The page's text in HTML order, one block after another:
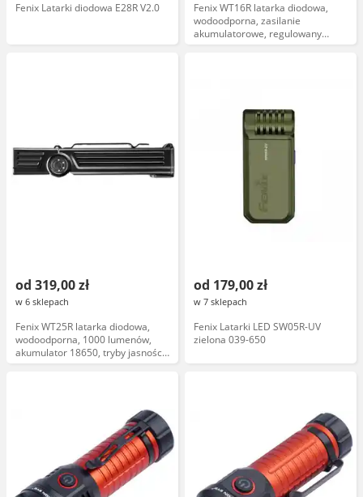
Fenix Latarki diodowa E28R V2.0
Fenix WT16R latarka diodowa,
wodoodporna, zasilanie
akumulatorowe, regulowany
strumień światła
od 319,00 zł
w 6 sklepach
Fenix WT25R latarka diodowa,
wodoodporna, 1000 lumenów,
akumulator 18650, tryby jasności,
z funkcją stroboskopu
od 179,00 zł
w 7 sklepach
Fenix Latarki LED SW05R-UV
zielona 039-650